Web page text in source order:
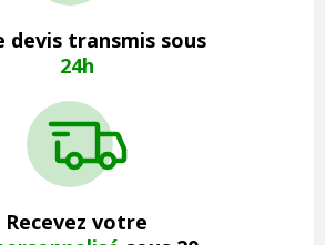
devis transmis sous
24h
Recevez votre